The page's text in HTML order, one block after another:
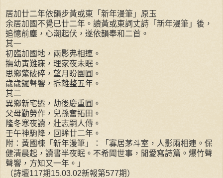
居加廿二年依韻步黃或東「新年漫筆」原玉
余居加國不覺已廿二年。讀黃或東詞丈詩「新年漫筆」後，
追憶前塵，心潮起伏，遂依韻奉和二首。
其一
初臨加國地，兩影弗相連。
撫幼寅難寐，理家夜未眠。
思鄉驚破碎，望月盼團圓。
歲歲鑼聲響，拆離整五年。
其二
異鄉新宅遷，劫後慶重圓。
父母勤勞作，兒孫奮拓田。
隆冬寒夜讀，壯志嗣人傳。
壬午神駒降，回眸廿二年。
附：黃國棟「新年漫筆」：「寡居茅斗室，人影兩相連。保
健清晨起，讀書半夜眠。不希聞世事，閒愛寫詩篇。爆竹聲
聲響，方知又一年。」
（詩壇117期15.03.02新報第577期）